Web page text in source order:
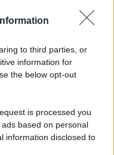
to third parties, or
information for
the below opt-out
is processed you
based on personal
information disclosed to